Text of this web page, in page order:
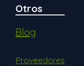
Otros
Blog
Proveedores